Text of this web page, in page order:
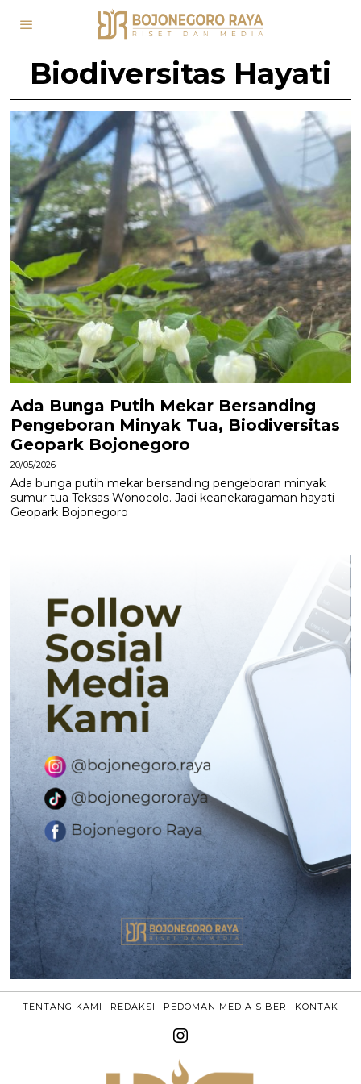
Biodiversitas Hayati
Ada Bunga Putih Mekar Bersanding
Pengeboran Minyak Tua, Biodiversitas
Geopark Bojonegoro
20/05/2026
Ada bunga putih mekar bersanding pengeboran minyak
sumur tua Teksas Wonocolo. Jadi keanekaragaman hayati
Geopark Bojonegoro
TENTANG KAMI REDAKSI PEDOMAN MEDIA SIBER KONTAK